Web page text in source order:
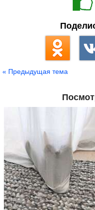
« Предыдущая тема